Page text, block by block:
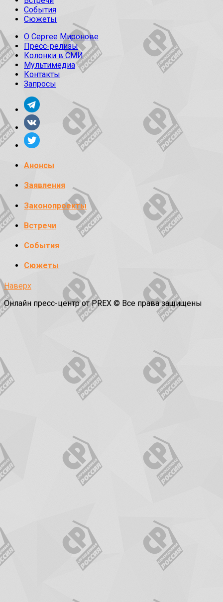
События
Сюжеты
О Сергее Миронове
Пресс-релизы
Колонки в СМИ
Мультимедиа
Контакты
Запросы
Анонсы
Заявления
Законопроекты
Встречи
События
Сюжеты
Наверх
Онлайн пресс-центр от PREX © Все права защищены